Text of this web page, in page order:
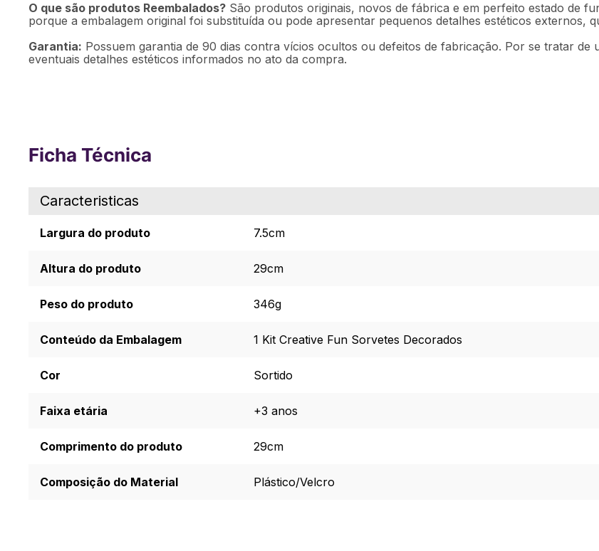
O que são produtos Reembalados? São produtos originais, novos de fábrica e em perfeito estado de
porque a embalagem original foi substituída ou pode apresentar pequenos detalhes estéticos externos,
Garantia: Possuem garantia de 90 dias contra vícios ocultos ou defeitos de fabricação. Por se tratar
eventuais detalhes estéticos informados no ato da compra.
Ficha Técnica
Caracteristicas
Largura do produto 7.5cm
Altura do produto 29cm
Peso do produto 346g
Conteúdo da Embalagem 1 Kit Creative Fun Sorvetes Decorados
Cor Sortido
Faixa etária +3 anos
Comprimento do produto 29cm
Composição do Material Plástico/Velcro